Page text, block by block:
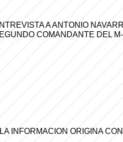
A ANTONIO
COMANDANTE DEL
INFORMACION ORIGINA